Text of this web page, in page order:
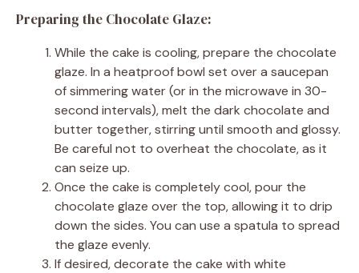
Preparing the Chocolate Glaze:
While the cake is cooling, prepare the chocolate
glaze. In a heatproof bowl set over a saucepan
of simmering water (or in the microwave in 30-
second intervals), melt the dark chocolate and
butter together, stirring until smooth and glossy.
Be careful not to overheat the chocolate, as it
can seize up.
Once the cake is completely cool, pour the
chocolate glaze over the top, allowing it to drip
down the sides. You can use a spatula to spread
the glaze evenly.
If desired, decorate the cake with white